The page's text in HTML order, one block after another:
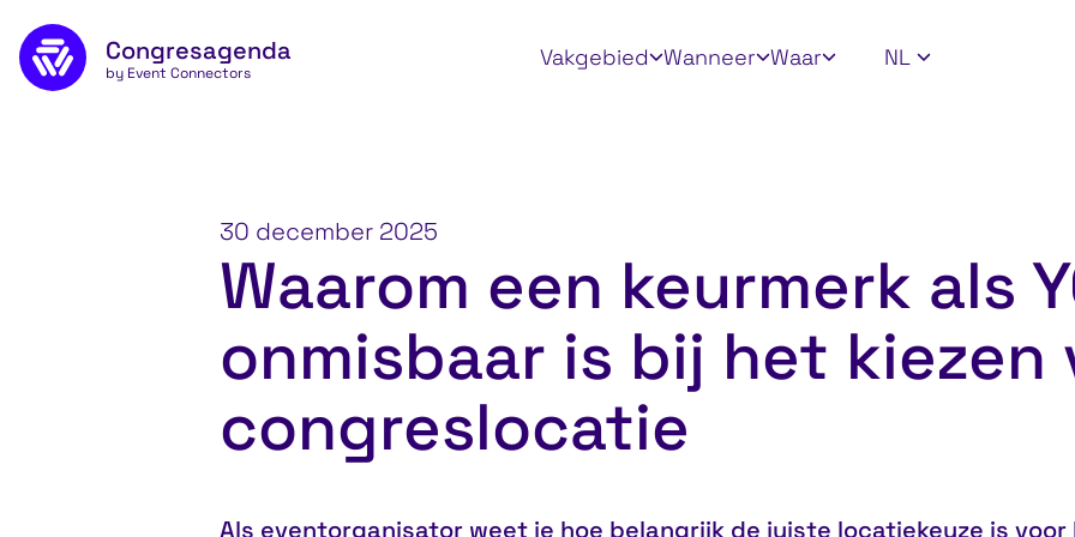
Naar de inhoud
Congresagenda
by Event Connectors
Vakgebied Wanneer Waar
Apply filters NL
30 december 2025
Waarom een keurmerk als
onmisbaar is bij het kiezen
congreslocatie
Als eventorganisator weet je hoe belangrijk de juiste locatiekeuze is